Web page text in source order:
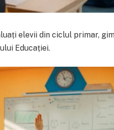
elevii din ciclul primar,
Educației.